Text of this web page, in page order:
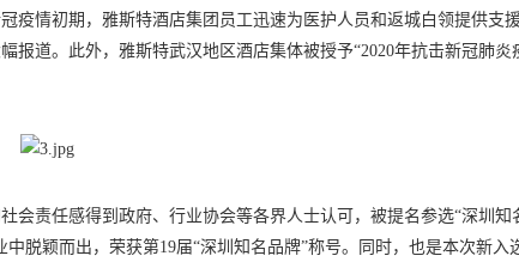
疫情初期，雅斯特酒店集团员工迅速为医护人员和返城白领提供支
报道。此外，雅斯特武汉地区酒店集体被授予“2020年抗击新冠肺炎
会责任感得到政府、行业协会等各界人士认可，被提名参选“深圳知
脱颖而出，荣获第19届“深圳知名品牌”称号。同时，也是本次新入